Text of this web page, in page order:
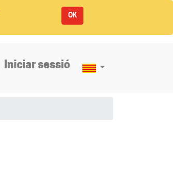
OK
Iniciar sessió